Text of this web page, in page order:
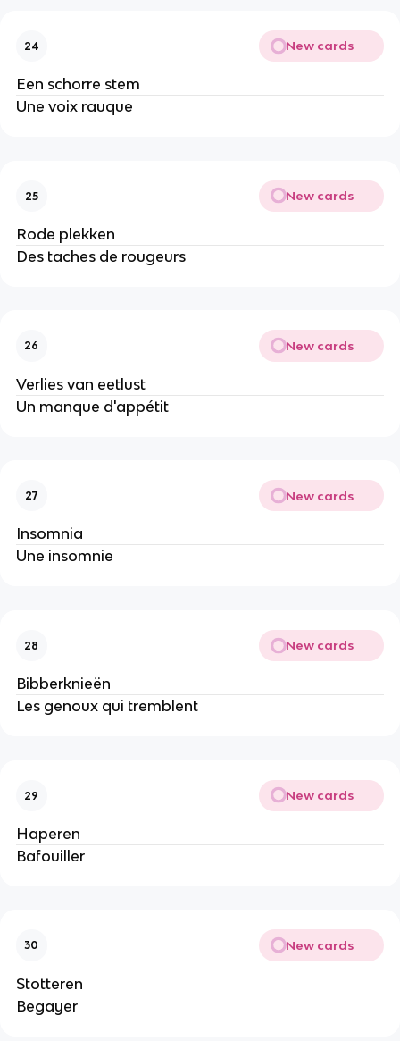
24 New cards
Een schorre stem
Une voix rauque
25 New cards
Rode plekken
Des taches de rougeurs
26 New cards
Verlies van eetlust
Un manque d'appétit
27 New cards
Insomnia
Une insomnie
28 New cards
Bibberknieën
Les genoux qui tremblent
29 New cards
Haperen
Bafouiller
30 New cards
Stotteren
Begayer